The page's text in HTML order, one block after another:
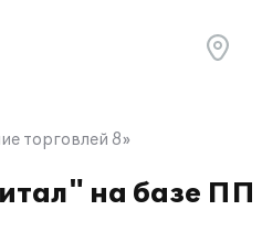
торговлей 8»
на базе ПП